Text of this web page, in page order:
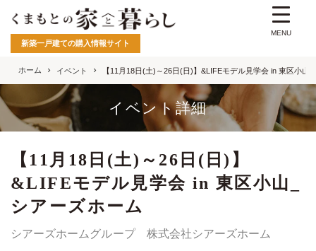
新築一戸建ての購入情報サイト
ホーム イベント 【11月18日(土)～26日(日)】&LIFEモデル見学会 in 東区小山
イベント詳細
【11月18日(土)～26日(日)】
&LIFEモデル見学会 in 東区小山_
シアーズホーム
シアーズホームグループ 株式会社シアーズホーム
MENU